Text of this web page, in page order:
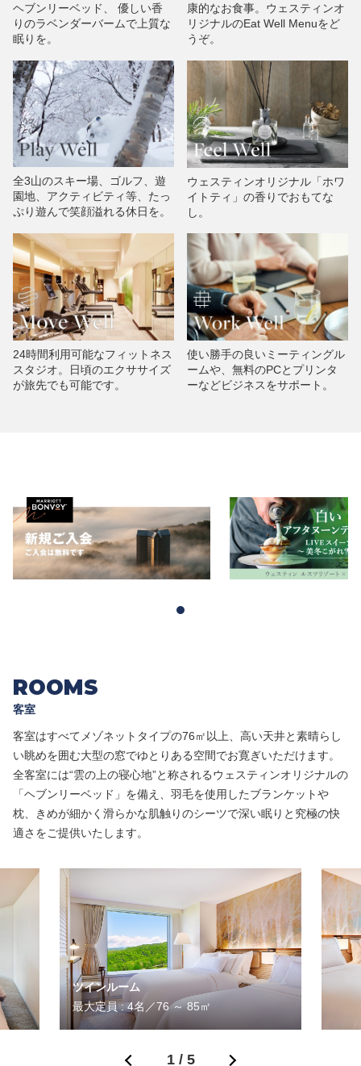
ヘブンリーベッド、 優しい香
りのラベンダーバームで上質な
眠りを。
康的なお食事。ウェスティンオ
リジナルのEat Well Menuをど
うぞ。
全3山のスキー場、ゴルフ、遊
園地、アクティビティ等、たっ
ぷり遊んで笑顔溢れる休日を。
ウェスティンオリジナル「ホワ
イトティ」の香りでおもてな
し。
24時間利用可能なフィットネス
スタジオ。日頃のエクササイズ
が旅先でも可能です。
使い勝手の良いミーティングル
ームや、無料のPCとプリンタ
ーなどビジネスをサポート。
ROOMS
客室
客室はすべてメゾネットタイプの76㎡以上、高い天井と素晴らし
い眺めを囲む大型の窓でゆとりある空間でお寛ぎいただけます。
全客室には“雲の上の寝心地”と称されるウェスティンオリジナルの
「ヘブンリーベッド」を備え、羽毛を使用したブランケットや
枕、きめが細かく滑らかな肌触りのシーツで深い眠りと究極の快
適さをご提供いたします。
ツインルーム
最大定員 : 4名／76 ～ 85㎡
1/ 5